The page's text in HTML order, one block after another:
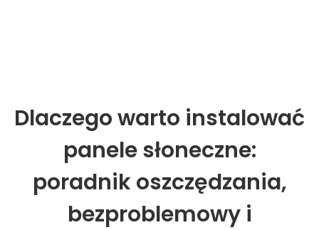
Dlaczego warto instalować
panele słoneczne:
poradnik oszczędzania,
bezproblemowy i